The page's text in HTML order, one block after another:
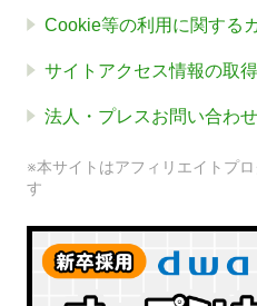
Cookie等の利用に関する
サイトアクセス情報の取
法人・プレスお問い合わせ
※本サイトはアフィリエイトプ
す